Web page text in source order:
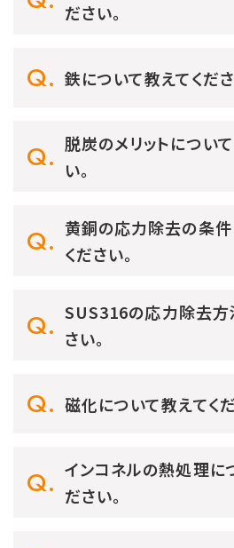
ださい。
鉄について教えてくださ
脱炭のメリットについ
い。
黄銅の応力除去の条件
ください。
SUS316の応力除去方
さい。
磁化について教えてくだ
インコネルの熱処理に
ださい。